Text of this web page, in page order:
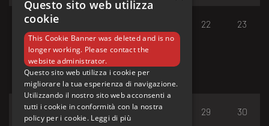
17 18 22 23
24 25 26 27 29 30
Questo sito web utilizza
cookie
This Cookie Banner was deleted and is no
longer working. Please contact the
website administrator.
Questo sito web utilizza i cookie per
migliorare la tua esperienza di navigazione.
Utilizzando il nostro sito web acconsenti a
tutti i cookie in conformità con la nostra
policy per i cookie. Leggi di più